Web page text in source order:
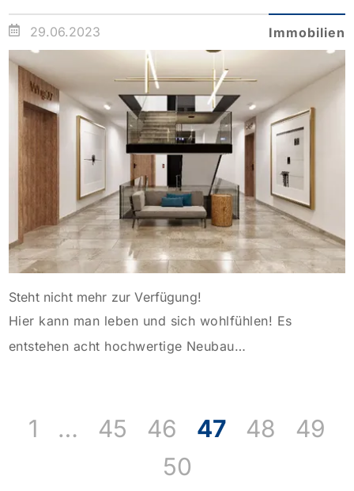
Terrassen. Ob für Familien, Paare oder
Kapitalanleger; hier findet jeder sein passendes
Refugium und somit eine sichere Investition in die
Zukunft. Elegante Architektur und Fassaden,
energieeffiziente Bauweise auf Basis GEG 2020,
Photovoltaik Anlage gepaart mit hochwertigen
Markenprodukten und […]
29.06.2023 Immobilien
Steht nicht mehr zur Verfügung!
Hier kann man leben und sich wohlfühlen! Es
entstehen acht hochwertige Neubau
Kapitalanleger; hier findet jeder sein passendes
Zukunft. Elegante Architektur und Fassaden,
1 … 45 46 47 48
49
50